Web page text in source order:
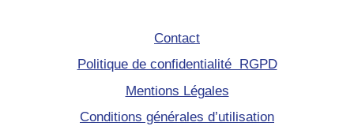
Contact
Politique de confidentialité RGPD
Mentions Légales
Conditions générales d’utilisation